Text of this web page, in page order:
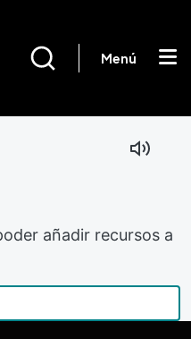
Menú
añadir recursos a